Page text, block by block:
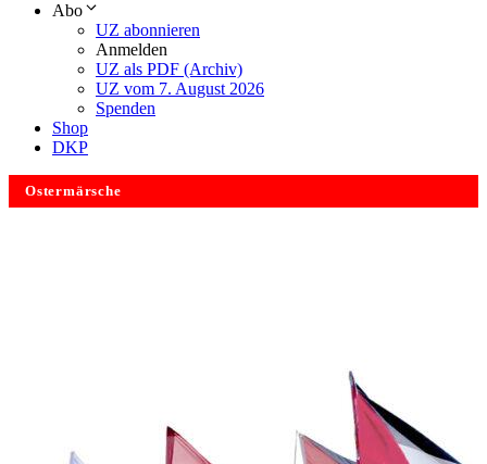
Abo
UZ abonnieren
Anmelden
UZ als PDF (Archiv)
UZ vom 7. August 2026
Spenden
Shop
DKP
Ostermärsche